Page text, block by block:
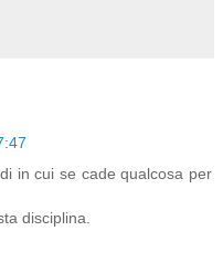
in cui se cade qualcosa per
disciplina.